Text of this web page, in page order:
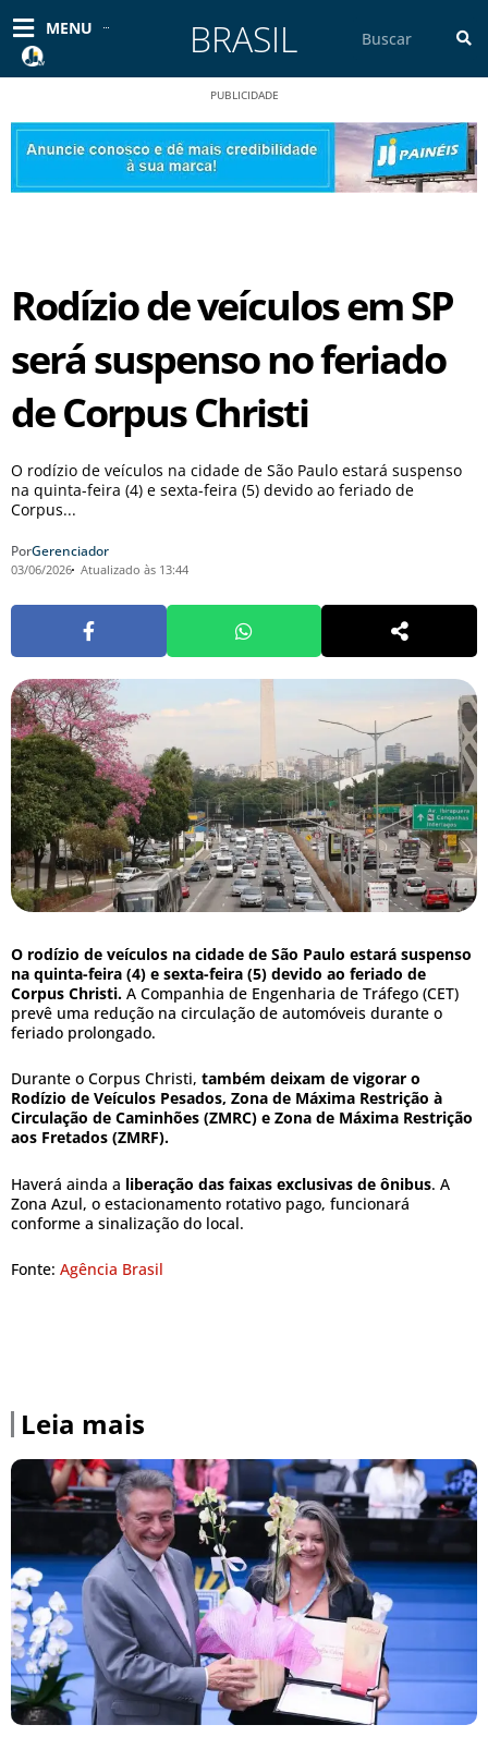
para
conteúdo
MENU BRASIL
PUBLICIDADE
Rodízio de veículos em SP
será suspenso no feriado
de Corpus Christi
O rodízio de veículos na cidade de São Paulo estará suspenso
na quinta-feira (4) e sexta-feira (5) devido ao feriado de
Corpus...
PorGerenciador
03/06/2026 Atualizado às 13:44
O rodízio de veículos na cidade de São Paulo estará suspenso
na quinta-feira (4) e sexta-feira (5) devido ao feriado de
Corpus Christi. A Companhia de Engenharia de Tráfego (CET)
prevê uma redução na circulação de automóveis durante o
feriado prolongado.
Durante o Corpus Christi, também deixam de vigorar o
Rodízio de Veículos Pesados, Zona de Máxima Restrição à
Circulação de Caminhões (ZMRC) e Zona de Máxima Restrição
aos Fretados (ZMRF).
Haverá ainda a liberação das faixas exclusivas de ônibus. A
Zona Azul, o estacionamento rotativo pago, funcionará
conforme a sinalização do local.
Fonte: Agência Brasil
Leia mais